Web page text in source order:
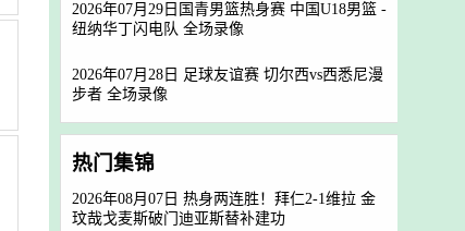
2026年07月29日国青男篮热身赛 中国U18男篮 -
纽纳华丁闪电队 全场录像
2026年07月28日 足球友谊赛 切尔西vs西悉尼漫
步者 全场录像
热门集锦
2026年08月07日 热身两连胜！拜仁2-1维拉 金
玟哉戈麦斯破门迪亚斯替补建功